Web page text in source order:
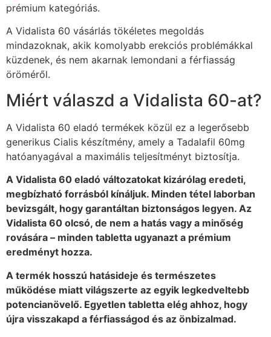
prémium kategóriás.
A Vidalista 60 vásárlás tökéletes megoldás
mindazoknak, akik komolyabb erekciós problémákkal
küzdenek, és nem akarnak lemondani a férfiasság
öröméről.
Miért válaszd a Vidalista 60-at?
A Vidalista 60 eladó termékek közül ez a legerősebb
generikus Cialis készítmény, amely a Tadalafil 60mg
hatóanyagával a maximális teljesítményt biztosítja.
A Vidalista 60 eladó változatokat kizárólag eredeti,
megbízható forrásból kínáljuk. Minden tétel laborban
bevizsgált, hogy garantáltan biztonságos legyen. Az
Vidalista 60 olcsó, de nem a hatás vagy a minőség
rovására – minden tabletta ugyanazt a prémium
eredményt hozza.
A termék hosszú hatásideje és természetes
működése miatt világszerte az egyik legkedveltebb
potencianövelő. Egyetlen tabletta elég ahhoz, hogy
újra visszakapd a férfiasságod és az önbizalmad.